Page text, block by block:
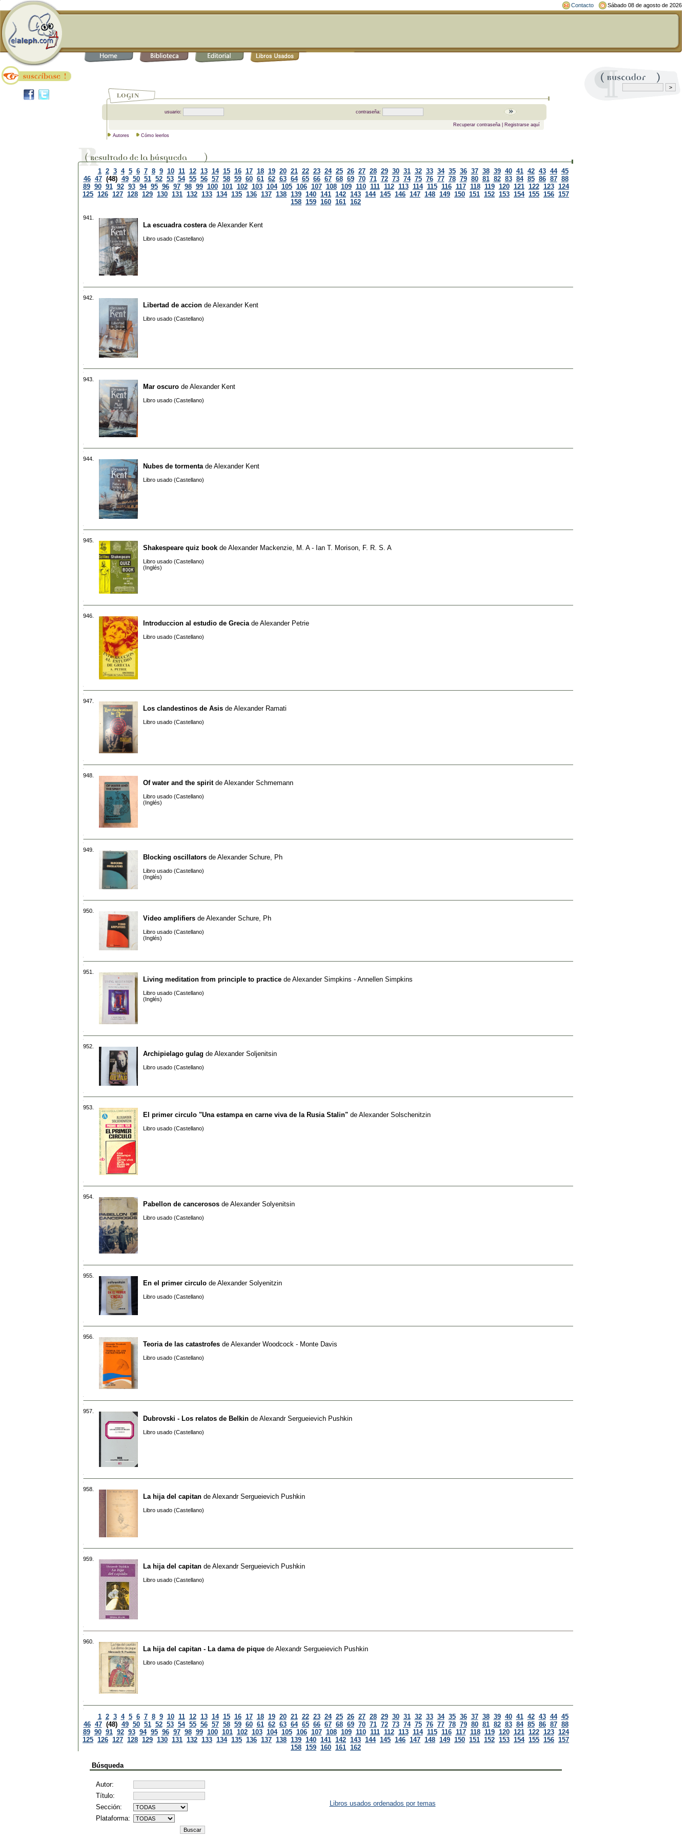
Contacto Sábado 08 de agosto de 2026
usuario: contraseña:
Recuperar contraseña| Registrarse aquí
Autores Cómo leerlos
1 2 3 4 5 6 7 8 9 10 11 12 13 14 15 16 17 18 19 20 21 22 23 24 25 26 27 28 29 30 31 32 33 34 35 36 37 38 39 40 41 42 43 44 45
46 47 (48) 49 50 51 52 53 54 55 56 57 58 59 60 61 62 63 64 65 66 67 68 69 70 71 72 73 74 75 76 77 78 79 80 81 82 83 84 85 86 87 88
89 90 91 92 93 94 95 96 97 98 99 100 101 102 103 104 105 106 107 108 109 110 111 112 113 114 115 116 117 118 119 120 121 122 123 124
125 126 127 128 129 130 131 132 133 134 135 136 137 138 139 140 141 142 143 144 145 146 147 148 149 150 151 152 153 154 155 156 157
158 159 160 161 162
941.
La escuadra costera de Alexander Kent
Libro usado (Castellano)
942.
Libertad de accion de Alexander Kent
Libro usado (Castellano)
943.
Mar oscuro de Alexander Kent
Libro usado (Castellano)
944.
Nubes de tormenta de Alexander Kent
Libro usado (Castellano)
945.
Shakespeare quiz book de Alexander Mackenzie, M. A - Ian T. Morison, F. R. S. A
Libro usado (Castellano)
(Inglés)
946.
Introduccion al estudio de Grecia de Alexander Petrie
Libro usado (Castellano)
947.
Los clandestinos de Asis de Alexander Ramati
Libro usado (Castellano)
948.
Of water and the spiritde Alexander Schmemann
Libro usado (Castellano)
(Inglés)
949.
Blocking oscillators de Alexander Schure, Ph
Libro usado (Castellano)
(Inglés)
950.
Video amplifiers de Alexander Schure, Ph
Libro usado (Castellano)
(Inglés)
951.
Living meditation from principle to practice de Alexander Simpkins - Annellen Simpkins
Libro usado (Castellano)
(Inglés)
952.
Archipielago gulag de Alexander Soljenitsin
Libro usado (Castellano)
953.
El primer circulo "Una estampa en carne viva de la Rusia Stalin" de Alexander Solschenitzin
Libro usado (Castellano)
954.
Pabellon de cancerosos de Alexander Solyenitsin
Libro usado (Castellano)
955.
En el primer circulo de Alexander Solyenitzin
Libro usado (Castellano)
956.
Teoria de las catastrofes de Alexander Woodcock - Monte Davis
Libro usado (Castellano)
957.
Dubrovski - Los relatos de Belkin de Alexandr Sergueievich Pushkin
Libro usado (Castellano)
958.
La hija del capitan de Alexandr Sergueievich Pushkin
Libro usado (Castellano)
959.
La hija del capitan de Alexandr Sergueievich Pushkin
Libro usado (Castellano)
960.
La hija del capitan - La dama de pique de Alexandr Sergueievich Pushkin
Libro usado (Castellano)
1 2 3 4 5 6 7 8 9 10 11 12 13 14 15 16 17 18 19 20 21 22 23 24 25 26 27 28 29 30 31 32 33 34 35 36 37 38 39 40 41 42 43 44 45
46 47 (48) 49 50 51 52 53 54 55 56 57 58 59 60 61 62 63 64 65 66 67 68 69 70 71 72 73 74 75 76 77 78 79 80 81 82 83 84 85 86 87 88
89 90 91 92 93 94 95 96 97 98 99 100 101 102 103 104 105 106 107 108 109 110 111 112 113 114 115 116 117 118 119 120 121 122 123 124
125 126 127 128 129 130 131 132 133 134 135 136 137 138 139 140 141 142 143 144 145 146 147 148 149 150 151 152 153 154 155 156 157
158 159 160 161 162
Búsqueda
Autor:
Título:
Sección:
Plataforma:
Libros usados ordenados por temas